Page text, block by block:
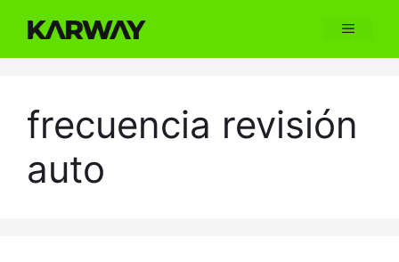
content
Menu
frecuencia revisión
auto